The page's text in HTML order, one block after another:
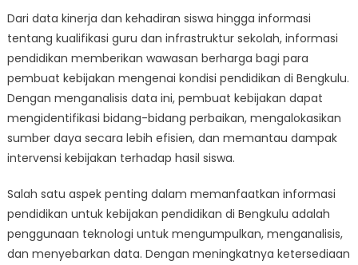
Policy
in
Bengkulu
Dari data kinerja dan kehadiran siswa hingga informasi
tentang kualifikasi guru dan infrastruktur sekolah, informasi
pendidikan memberikan wawasan berharga bagi para
pembuat kebijakan mengenai kondisi pendidikan di Bengkulu.
Dengan menganalisis data ini, pembuat kebijakan dapat
mengidentifikasi bidang-bidang perbaikan, mengalokasikan
sumber daya secara lebih efisien, dan memantau dampak
intervensi kebijakan terhadap hasil siswa.
Salah satu aspek penting dalam memanfaatkan informasi
pendidikan untuk kebijakan pendidikan di Bengkulu adalah
penggunaan teknologi untuk mengumpulkan, menganalisis,
dan menyebarkan data. Dengan meningkatnya ketersediaan